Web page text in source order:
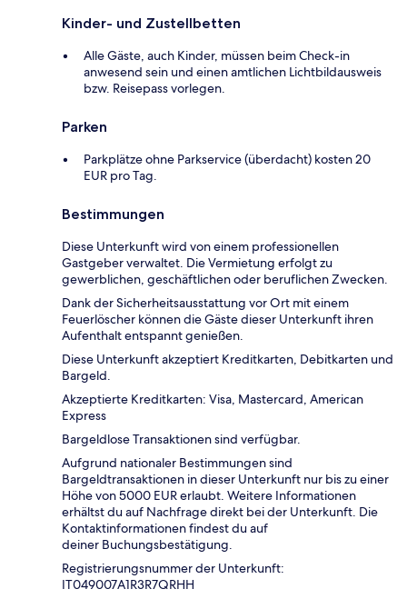
Kinder- und Zustellbetten
Alle Gäste, auch Kinder, müssen beim Check-in
anwesend sein und einen amtlichen Lichtbildausweis
bzw. Reisepass vorlegen.
Parken
Parkplätze ohne Parkservice (überdacht) kosten 20
EUR pro Tag.
Bestimmungen
Diese Unterkunft wird von einem professionellen
Gastgeber verwaltet. Die Vermietung erfolgt zu
gewerblichen, geschäftlichen oder beruflichen Zwecken.
Dank der Sicherheitsausstattung vor Ort mit einem
Feuerlöscher können die Gäste dieser Unterkunft ihren
Aufenthalt entspannt genießen.
Diese Unterkunft akzeptiert Kreditkarten, Debitkarten und
Bargeld.
Akzeptierte Kreditkarten: Visa, Mastercard, American
Express
Bargeldlose Transaktionen sind verfügbar.
Aufgrund nationaler Bestimmungen sind
Bargeldtransaktionen in dieser Unterkunft nur bis zu einer
Höhe von 5000 EUR erlaubt. Weitere Informationen
erhältst du auf Nachfrage direkt bei der Unterkunft. Die
Kontaktinformationen findest du auf
deiner Buchungsbestätigung.
Registrierungsnummer der Unterkunft:
IT049007A1R3R7QRHH